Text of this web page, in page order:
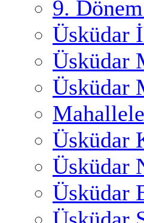
9.
Üsküdar
Üsküdar
Üsküdar
Üsküdar
Üsküdar
Üsküdar